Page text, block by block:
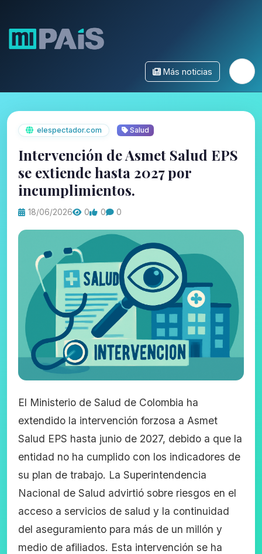
Más noticias
elespectador.com Salud
Intervención de Asmet Salud EPS
se extiende hasta 2027 por
incumplimientos.
18/06/2026 0 0 0
El Ministerio de Salud de Colombia ha
extendido la intervención forzosa a Asmet
Salud EPS hasta junio de 2027, debido a que la
entidad no ha cumplido con los indicadores de
su plan de trabajo. La Superintendencia
Nacional de Salud advirtió sobre riesgos en el
acceso a servicios de salud y la continuidad
del aseguramiento para más de un millón y
medio de afiliados. Esta intervención se ha